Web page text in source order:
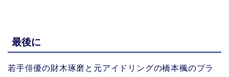
最後に
若手俳優の財木琢磨と元アイドリングの橋本楓のプラ